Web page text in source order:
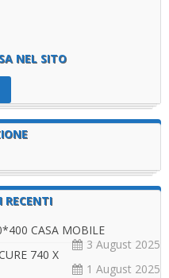
NEL SITO
RECENTI
CASA MOBILE
3 August 2025
740 X
1 August 2025